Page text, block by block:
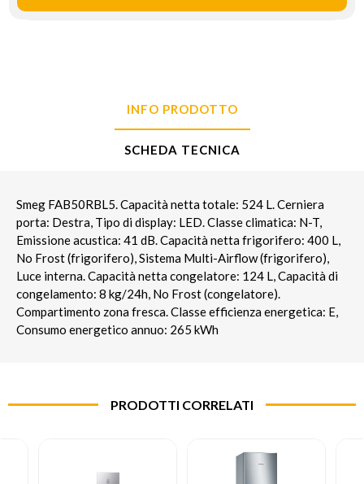
INFO PRODOTTO
SCHEDA TECNICA
Smeg FAB50RBL5. Capacità netta totale: 524 L. Cerniera
porta: Destra, Tipo di display: LED. Classe climatica: N-T,
Emissione acustica: 41 dB. Capacità netta frigorifero: 400 L,
No Frost (frigorifero), Sistema Multi-Airflow (frigorifero),
Luce interna. Capacità netta congelatore: 124 L, Capacità di
congelamento: 8 kg/24h, No Frost (congelatore).
Compartimento zona fresca. Classe efficienza energetica: E,
Consumo energetico annuo: 265 kWh
PRODOTTI CORRELATI